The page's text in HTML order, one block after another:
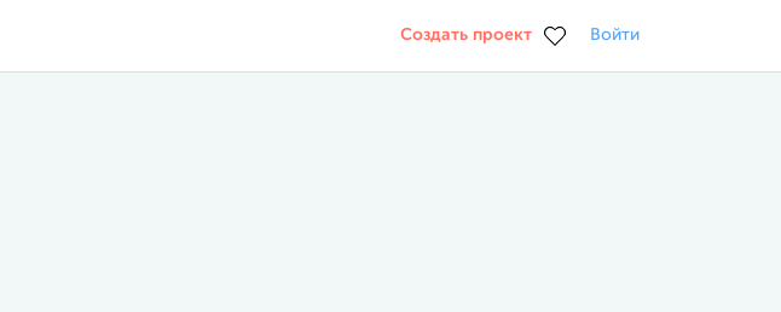
Создать проект Войти